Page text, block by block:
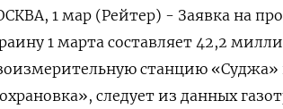
1 мар (Рейтер) - Заявка на
1 марта составляет 42,2
станцию
следует из данных